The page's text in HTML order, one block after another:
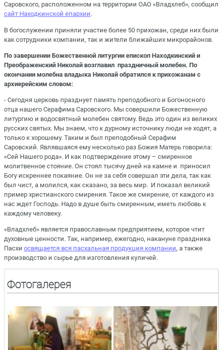
Саровского, расположенном на территории ОАО «Владхлеб», сообщил
сайт Находкинской епархии.
В богослужении приняли участие более 50 прихожан, среди них были
как сотрудники компании, так и жители ближайших микрорайонов.
По завершении Божественной литургии епископ Находкинский и
Преображенский Николай возглавил праздничный молебен. По
окончании молебна владыка Николай обратился к прихожанам с
архиерейским словом:
- Сегодня церковь празднует память преподобного и Богоносного
отца нашего Серафима Саровского. Мы совершили Божественную
литургию и водосвятный молебен святому. Ведь это один из великих
русских святых. Мы знаем, что к дурному источнику люди не ходят, а
только к хорошему. Таким и был преподобный Серафим
Саровский. Являвшаяся ему несколько раз Божия Матерь говорила:
«Сей Нашего рода». И как подтверждение этому – смиренное
молитвенное стояние. Он стоял тысячу дней на камне и приносил
Богу искреннее покаяние. Он не за себя совершал эти дела, так как
был чист, а молился, как сказано, за весь мир. И показал великий
пример христианского смирения. Такое же смирение, от каждого из
нас ждет Господь. Надо в душе быть смиренным, иметь любовь к
каждому человеку.
«Владхлеб» является православным предприятием, которое чтит
духовные ценности. Так, например, ежегодно, накануне праздника
Пасхи освящается вся пасхальная продукция компании, а также
производство и сырье для изготовления куличей.
Фотогалерея